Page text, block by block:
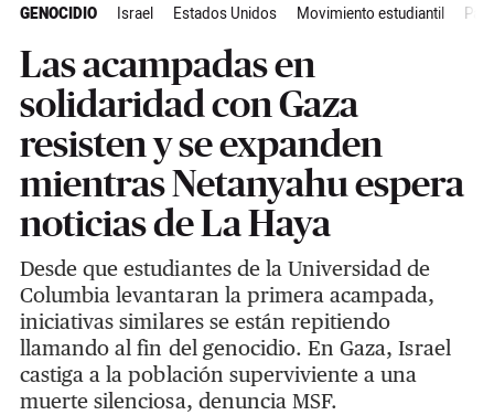
GENOCIDIO Israel Estados Unidos Movimiento estudiantil
Las acampadas en
solidaridad con Gaza
resisten y se expanden
mientras Netanyahu espera
noticias de La Haya
Desde que estudiantes de la Universidad de
Columbia levantaran la primera acampada,
iniciativas similares se están repitiendo
llamando al fin del genocidio. En Gaza, Israel
castiga a la población superviviente a una
muerte silenciosa, denuncia MSF.